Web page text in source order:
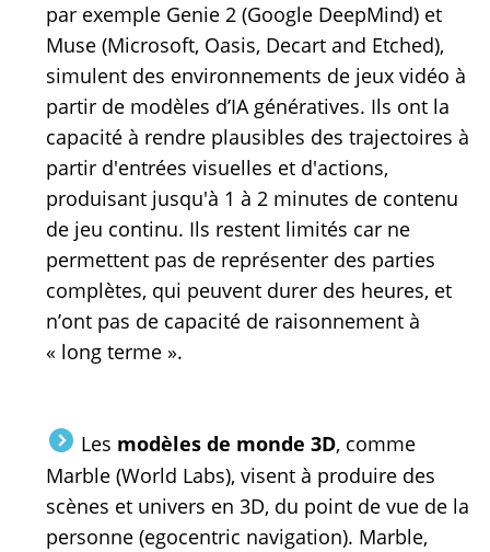
par exemple Genie 2 (Google DeepMind) et
Muse (Microsoft, Oasis, Decart and Etched),
simulent des environnements de jeux vidéo à
partir de modèles d’IA génératives. Ils ont la
capacité à rendre plausibles des trajectoires à
partir d'entrées visuelles et d'actions,
produisant jusqu'à 1 à 2 minutes de contenu
de jeu continu. Ils restent limités car ne
permettent pas de représenter des parties
complètes, qui peuvent durer des heures, et
n’ont pas de capacité de raisonnement à
« long terme ».
Les modèles de monde 3D, comme
Marble (World Labs), visent à produire des
scènes et univers en 3D, du point de vue de la
personne (egocentric navigation). Marble,